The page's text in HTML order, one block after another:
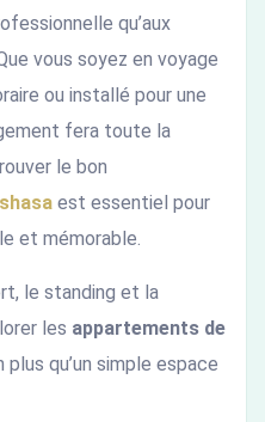
qu’aux
vous soyez en voyage
ou installé pour une
fera toute la
le bon
est essentiel pour
et mémorable.
le standing et la
les appartements de
qu’un simple espace